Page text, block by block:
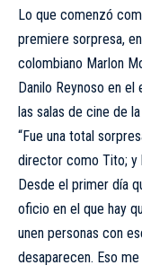
Lo que comenzó
premiere sorpresa,
colombiano Marlon
Danilo Reynoso en el
las salas de cine de
“Fue una total
director como Tito; y
Desde el primer día
oficio en el que hay
unen personas con
desaparecen. Eso